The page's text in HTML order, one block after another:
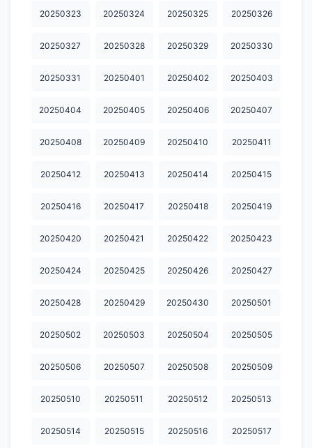
20260407 20260408 20260409 20260410 20260411
20260412 20260413 20260414 20260415 20260416
20260417 20260418 20260419 20260420 20260421
20260517 20260518 20260519 20260520 20260521
20260522 20260523 20260524 20260525 20260526
20260527 20260528 20260529 20260530 20260531
20250323 20250324 20250325 20250326
20250327 20250328 20250329 20250330
20250331 20250401 20250402 20250403
20250404 20250405 20250406 20250407
20250408 20250409 20250410 20250411
20250412 20250413 20250414 20250415
20250416 20250417 20250418 20250419
20250420 20250421 20250422 20250423
20250424 20250425 20250426 20250427
20250428 20250429 20250430 20250501
20250502 20250503 20250504 20250505
20250506 20250507 20250508 20250509
20250510 20250511 20250512 20250513
20250514 20250515 20250516 20250517